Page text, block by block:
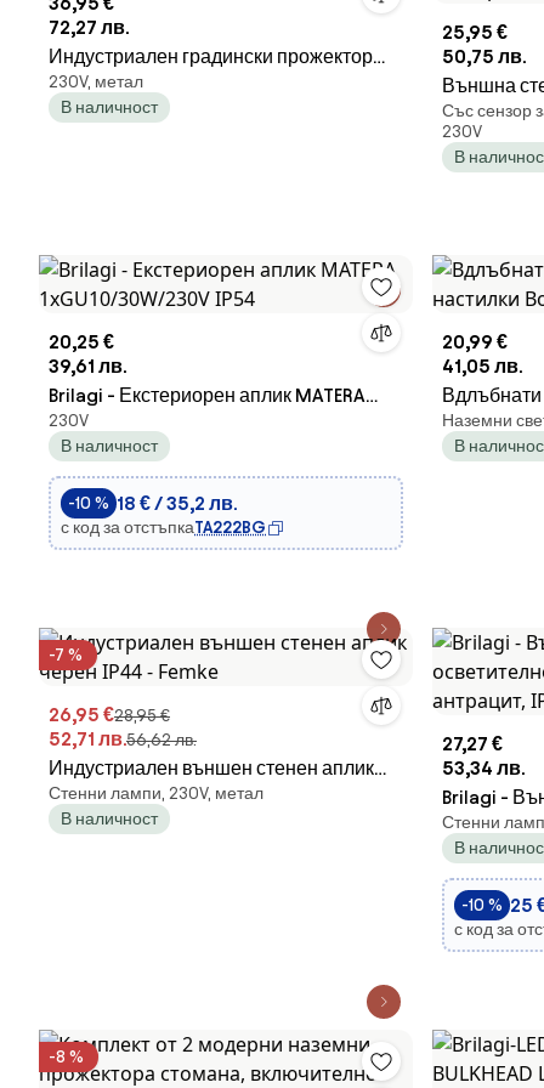
72,27 лв.
Индустриален градински прожектор
ръждясал кафяв квадрат IP65 -
Lennard
230V, метал
В наличност
25,95 €
50,75 лв.
Външна
стъкло
движение
Със сензор
230V
В
20,25 €
39,61 лв.
Brilagi - Екстериорен аплик MATERA
1xGU10/30W/230V IP54
230V
В наличност
-10 % 18 € / 35,2 лв.
с код за отстъпкаTA222BG
20,99 €
41,05 лв.
Вдлъбнати
настилки
Наземни
В
-7 %
26,95 €28,95 €
52,71 лв.56,62 лв.
Индустриален външен стенен аплик
черен IP44 - Femke
Стенни лампи, 230V, метал
В наличност
27,27 €
53,34 лв.
Brilagi -
антрацит,
Стенни
В
-10 % 25
с код за
-8 %